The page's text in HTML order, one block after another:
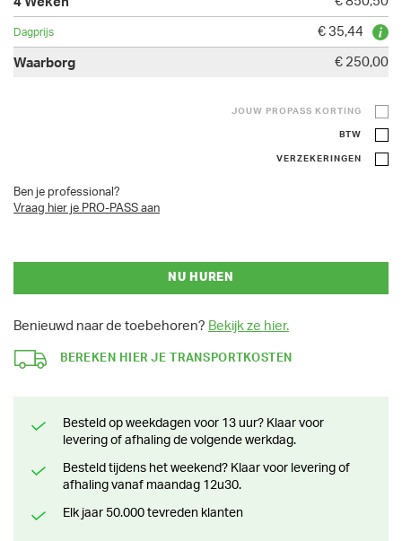
€ 35,44
€ 250,00
JOUW PROPASS KORTING
BTW
VERZEKERINGEN
Ben je professional?
Vraag hier je PRO-PASS aan
NU HUREN
Benieuwd naar de toebehoren? Bekijk ze hier.
BEREKEN HIER JE TRANSPORTKOSTEN
Besteld op weekdagen voor 13 uur? Klaar voor
levering of afhaling de volgende werkdag.
Besteld tijdens het weekend? Klaar voor levering of
afhaling vanaf maandag 12u30.
Elk jaar 50.000 tevreden klanten